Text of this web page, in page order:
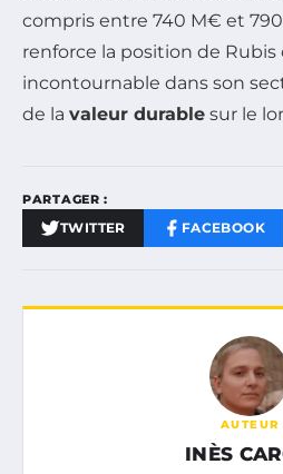
compris entre 740 M€ et
renforce la position de
incontournable dans son
de la valeur durable sur le
PARTAGER :
TWITTER FACEBOOK
AUTEUR
INÈS